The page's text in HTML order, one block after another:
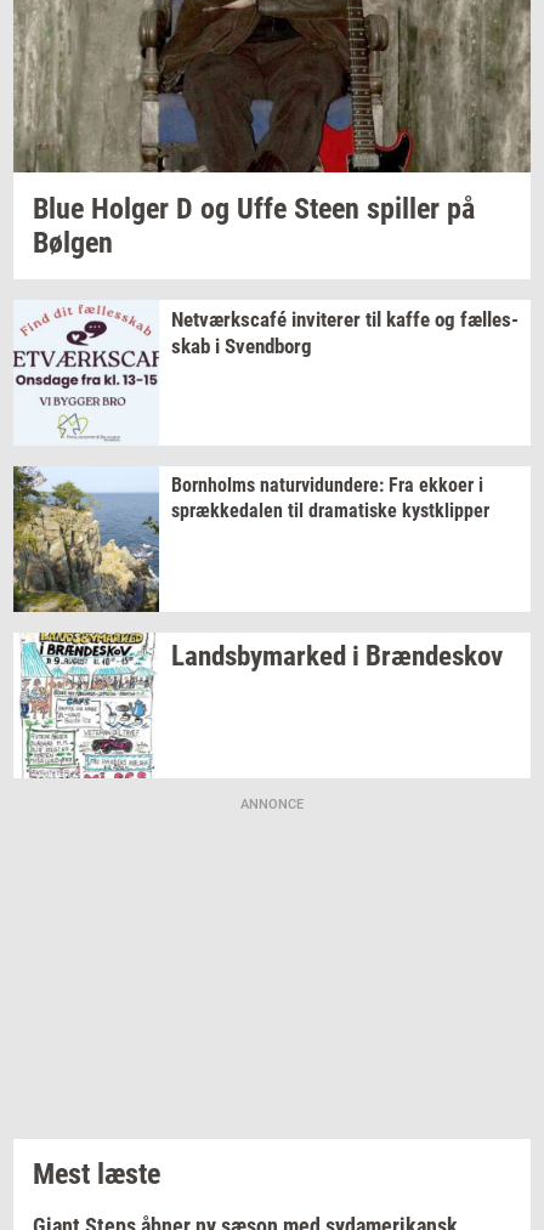
Blue Hol­ger D og Uffe Steen spil­ler på
Bøl­gen
Netværkscafé in­vi­te­rer til kaffe og fæl­les­
skab i Svend­borg
Born­holms na­tur­vi­dun­de­re: Fra ek­ko­er i
spræk­ke­da­len til dra­ma­ti­ske kyst­klip­per
Lands­by­mar­ked i Bræn­de­skov
ANNONCE
Mest læste